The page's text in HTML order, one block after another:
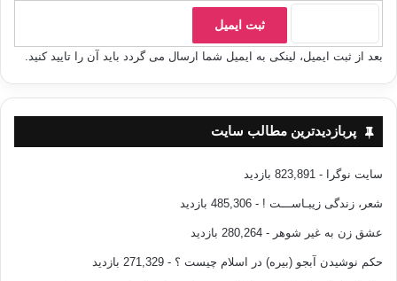
بعد از ثبت ایمیل، لینکی به ایمیل شما ارسال می گردد باید آن را تایید کنید.
پربازدیدترین مطالب سایت
سایت نوگرا - 823,891 بازدید
شعر، زندگی زیبـاســـت ! - 485,306 بازدید
عشق زن به غیر شوهر - 280,264 بازدید
حکم نوشیدن آبجو (بیره) در اسلام چیست ؟ - 271,329 بازدید